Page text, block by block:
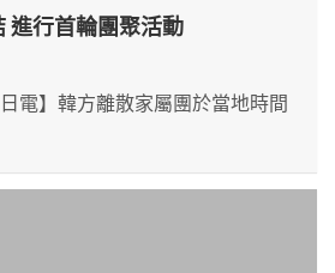
進行首輪團聚活動
電】韓方離散家屬團於當地時間